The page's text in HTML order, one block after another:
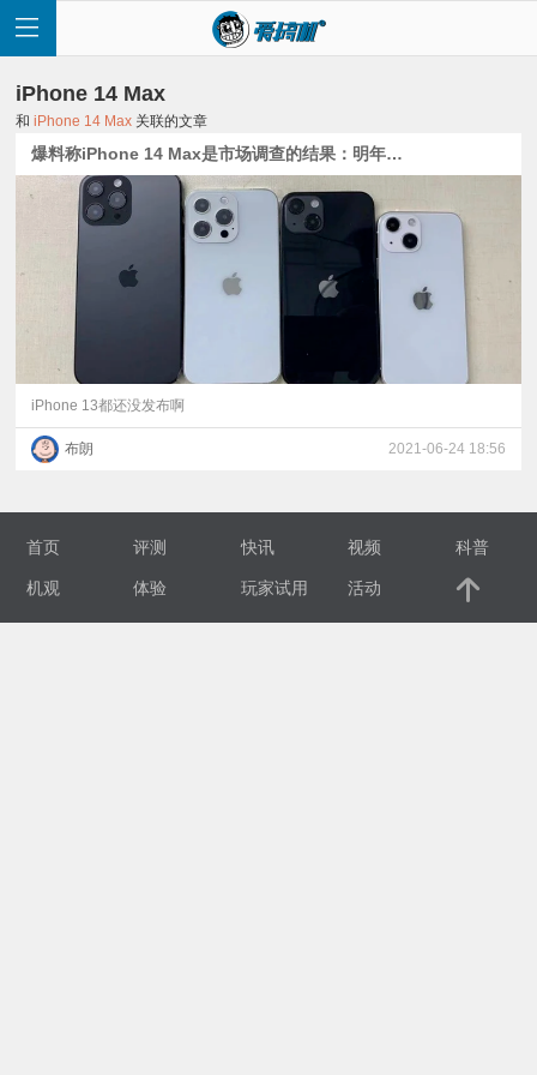
页
讯
评
测
视
iPhone 14 Max
和iPhone 14 Max 关联的文章
爆料称iPhone 14 Max是市场调查的结果：明年见，900美元起
iPhone 13都还没发布啊
布朗 2021-06-24 18:56
首页 评测 快讯 视频 科普
机观 体验 玩家试用 活动